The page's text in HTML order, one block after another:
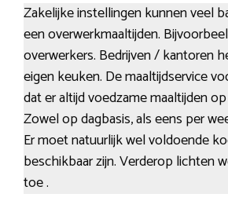
Zakelijke instellingen kunnen veel
een overwerkmaaltijden.
overwerkers. Bedrijven / kantoren
eigen keuken. De maaltijdservice
dat er altijd voedzame maaltijden
Zowel op dagbasis, als eens per
Er moet natuurlijk wel voldoende
beschikbaar zijn. Verderop lichten
toe .